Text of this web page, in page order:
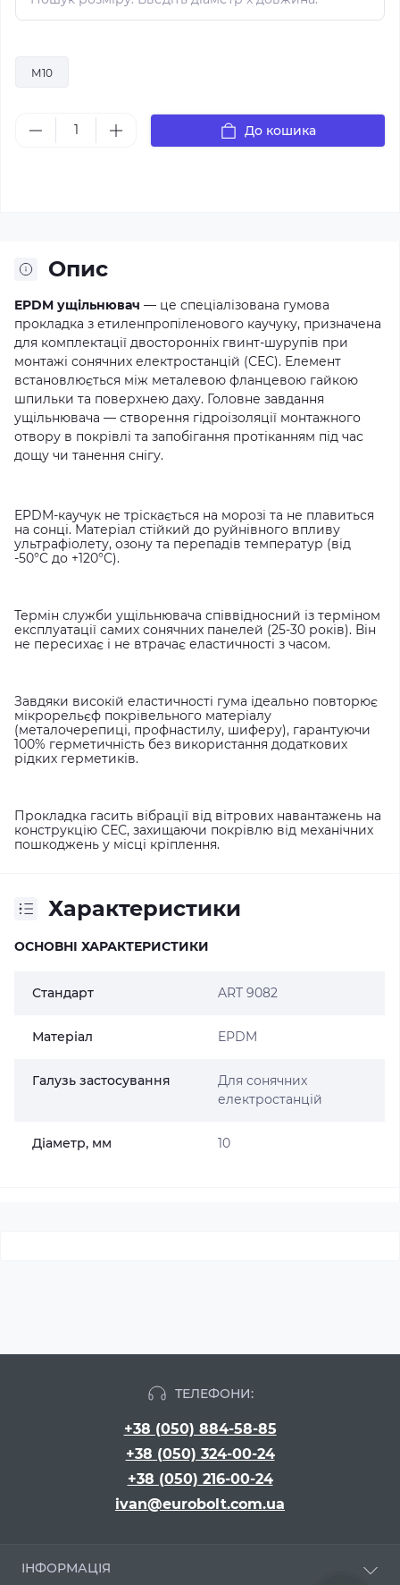
М10
До кошика
Опис
EPDM ущільнювач — це спеціалізована гумова
прокладка з етиленпропіленового каучуку, призначена
для комплектації двосторонніх гвинт-шурупів при
монтажі сонячних електростанцій (СЕС). Елемент
встановлюється між металевою фланцевою гайкою
шпильки та поверхнею даху. Головне завдання
ущільнювача — створення гідроізоляції монтажного
отвору в покрівлі та запобігання протіканням під час
дощу чи танення снігу.
EPDM-каучук не тріскається на морозі та не плавиться
на сонці. Матеріал стійкий до руйнівного впливу
ультрафіолету, озону та перепадів температур (від
-50°C до +120°C).
Термін служби ущільнювача співвідносний із терміном
експлуатації самих сонячних панелей (25-30 років). Він
не пересихає і не втрачає еластичності з часом.
Завдяки високій еластичності гума ідеально повторює
мікрорельєф покрівельного матеріалу
(металочерепиці, профнастилу, шиферу), гарантуючи
100% герметичність без використання додаткових
рідких герметиків.
Прокладка гасить вібрації від вітрових навантажень на
конструкцію СЕС, захищаючи покрівлю від механічних
пошкоджень у місці кріплення.
Характеристики
ОСНОВНІ ХАРАКТЕРИСТИКИ
Стандарт ART 9082
Матеріал EPDM
Галузь застосування
Для сонячних
електростанцій
Діаметр, мм 10
ТЕЛЕФОНИ:
+38 (050) 884-58-85
+38 (050) 324-00-24
+38 (050) 216-00-24
ivan@eurobolt.com.ua
ІНФОРМАЦІЯ